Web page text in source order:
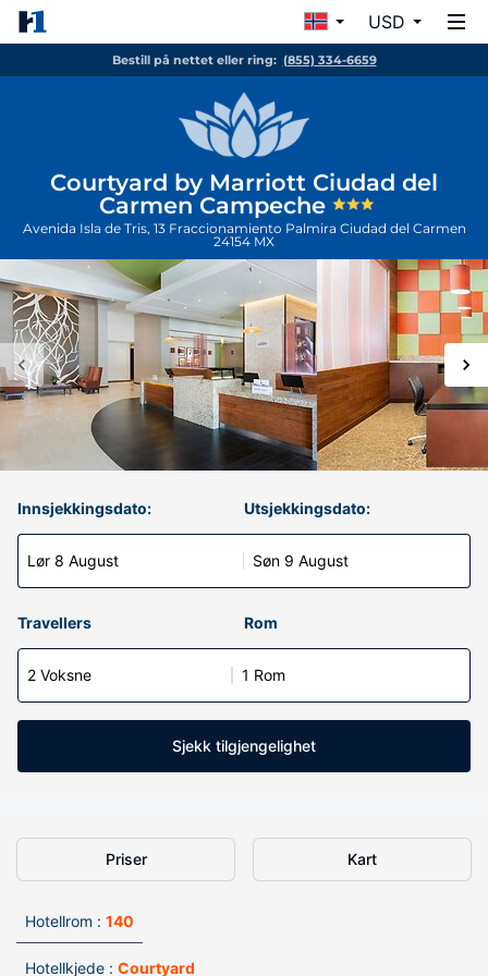
USD
Bestill på nettet eller ring: (855) 334-6659
Courtyard by Marriott Ciudad del
Carmen Campeche
Avenida Isla de Tris, 13 Fraccionamiento Palmira Ciudad del Carmen
24154 MX
Innsjekkingsdato:
Lør 8 August
Utsjekkingsdato:
Søn 9 August
Travellers Rom
2 Voksne 1 Rom
Sjekk tilgjengelighet
Priser Kart
Hotellrom : 140
Hotellkjede : Courtyard